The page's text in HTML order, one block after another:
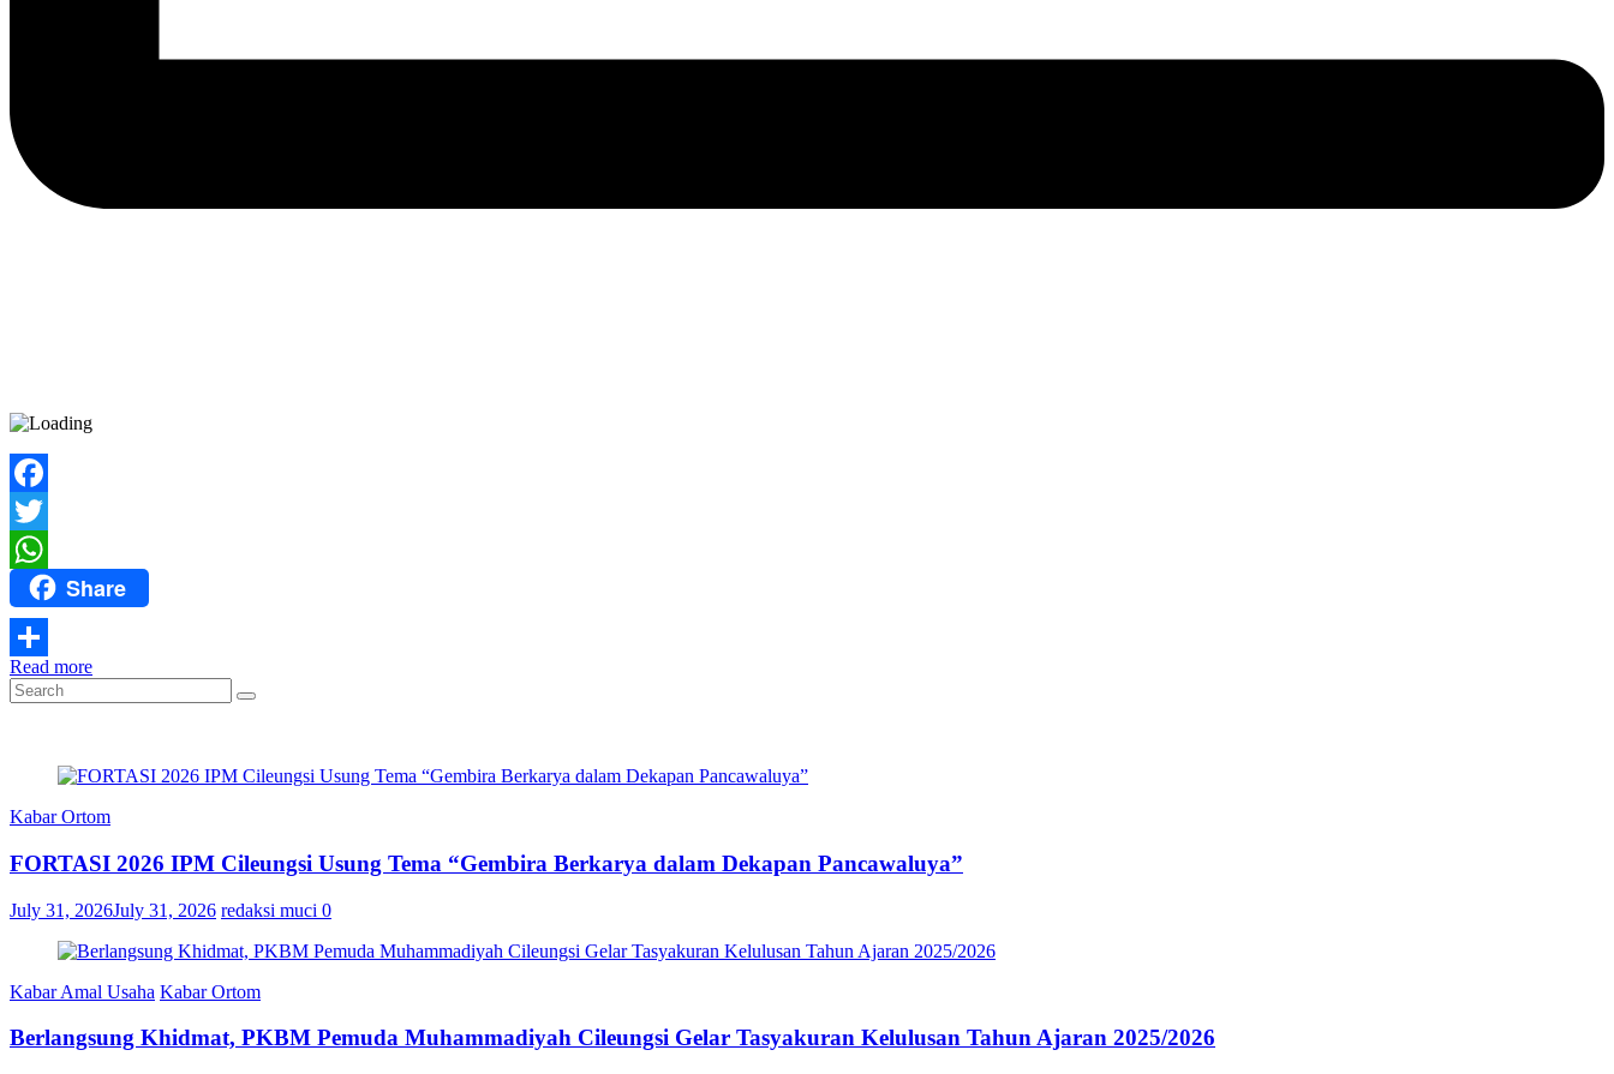
Facebook
Twitter
WhatsAppShare
Share
Read more
Kabar Ortom
FORTASI 2026 IPM Cileungsi Usung Tema “Gembira Berkarya dalam Dekapan Pancawaluya”
July 31, 2026July 31, 2026 redaksi muci 0
Kabar Amal Usaha Kabar Ortom
Berlangsung Khidmat, PKBM Pemuda Muhammadiyah Cileungsi Gelar Tasyakuran Kelulusan Tahun Ajaran 2025/2026